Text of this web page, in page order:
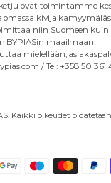
ovat toimintamme
omassa
niin Suomeen kuin
BYPIASin maailmaan!
mielellään,
/ Tel: +358 50 361
. Kaikki oikeudet